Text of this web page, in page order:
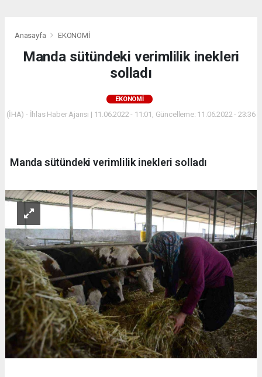
Anasayfa EKONOMİ
Manda sütündeki verimlilik inekleri
solladı
EKONOMİ
(İHA) - İhlas Haber Ajansı | 11.06.2022 - 11:01, Güncelleme: 11.06.2022 - 23:36
Manda sütündeki verimlilik inekleri solladı